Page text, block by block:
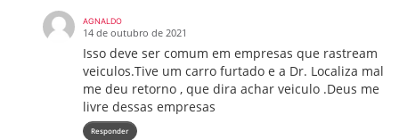
AGNALDO
14 de outubro de 2021
Isso deve ser comum em empresas que rastream
veiculos.Tive um carro furtado e a Dr. Localiza mal
me deu retorno , que dira achar veiculo .Deus me
livre dessas empresas
Responder